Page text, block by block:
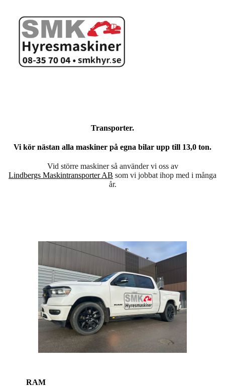
Transporter.
Vi kör nästan alla maskiner på egna bilar upp till 13,0 ton.
Vid större maskiner så använder vi oss av
Lindbergs Maskintransporter AB som vi jobbat ihop med i många
år.
RAM